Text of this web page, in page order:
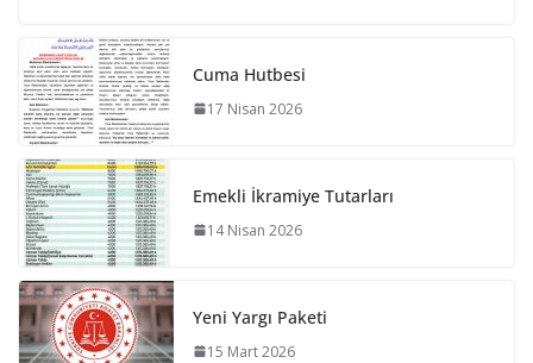
Cuma Hutbesi
17 Nisan 2026
Emekli İkramiye Tutarları
14 Nisan 2026
Yeni Yargı Paketi
15 Mart 2026